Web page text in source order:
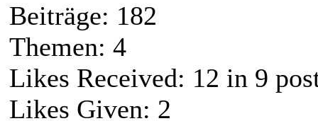
Beiträge: 182
Themen: 4
Likes Received: 12 in 9
Likes Given: 2